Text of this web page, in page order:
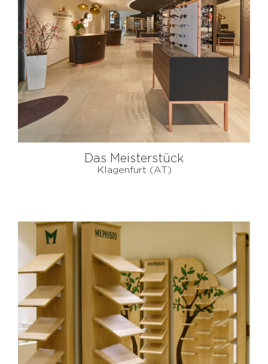
Das Meisterstück
Klagenfurt (AT)